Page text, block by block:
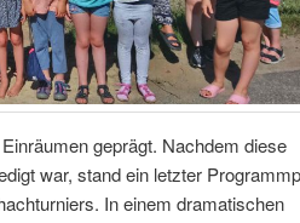
geprägt. Nachdem diese
war, stand ein letzter
In einem dramatischen